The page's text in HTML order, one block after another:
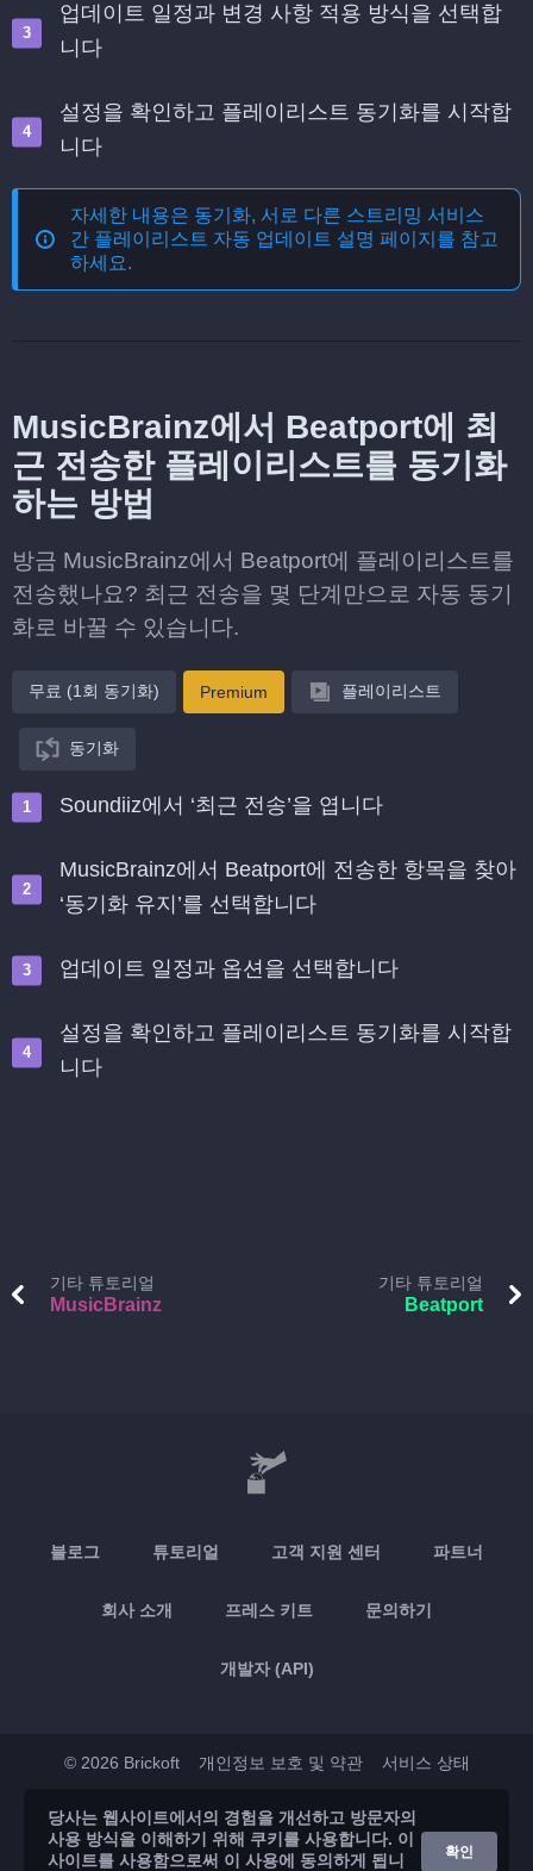
업데이트 일정과 변경 사항 적용 방식을 선택합
니다
설정을 확인하고 플레이리스트 동기화를 시작합
니다
자세한 내용은 동기화, 서로 다른 스트리밍 서비스
간 플레이리스트 자동 업데이트 설명 페이지를 참고
하세요.
MusicBrainz에서 Beatport에 최
근 전송한 플레이리스트를 동기화
하는 방법
방금 MusicBrainz에서 Beatport에 플레이리스트를
전송했나요? 최근 전송을 몇 단계만으로 자동 동기
화로 바꿀 수 있습니다.
무료 (1회 동기화) Premium 플레이리스트
동기화
Soundiiz에서 ‘최근 전송’을 엽니다
MusicBrainz에서 Beatport에 전송한 항목을 찾아
‘동기화 유지’를 선택합니다
업데이트 일정과 옵션을 선택합니다
설정을 확인하고 플레이리스트 동기화를 시작합
니다
기타 튜토리얼
MusicBrainz
기타 튜토리얼
Beatport
블로그 튜토리얼 고객 지원 센터 파트너
회사 소개 프레스 키트 문의하기
개발자 (API)
© 2026 Brickoft 개인정보 보호 및 약관 서비스 상태
App Store Google Play
당사는 웹사이트에서의 경험을 개선하고 방문자의
사용 방식을 이해하기 위해 쿠키를 사용합니다. 이
사이트를 사용함으로써 이 사용에 동의하게 됩니
확인